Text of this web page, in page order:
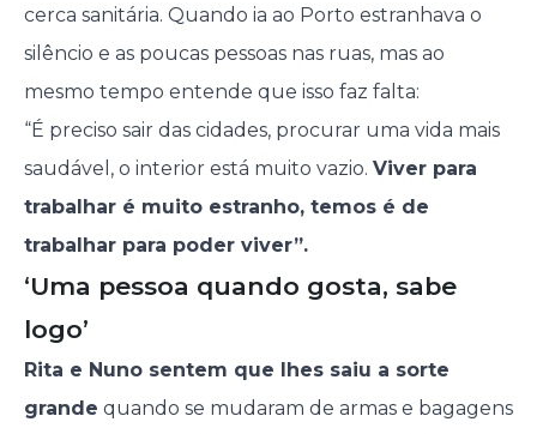
cerca sanitária. Quando ia ao Porto estranhava o
silêncio e as poucas pessoas nas ruas, mas ao
mesmo tempo entende que isso faz falta:
“É preciso sair das cidades, procurar uma vida mais
saudável, o interior está muito vazio. Viver para
trabalhar é muito estranho, temos é de
trabalhar para poder viver”.
‘Uma pessoa quando gosta, sabe
logo’
Rita e Nuno sentem que lhes saiu a sorte
grande quando se mudaram de armas e bagagens